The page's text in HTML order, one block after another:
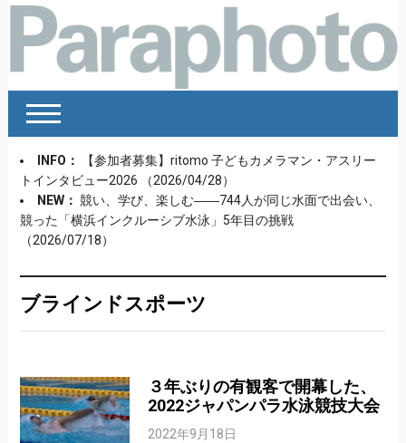
INFO：
【参加者募集】ritomo 子どもカメラマン・アスリー
トインタビュー2026
（2026/04/28）
NEW： 競い、学び、楽しむ――744人が同じ水面で出会い、
競った「横浜インクルーシブ水泳」5年目の挑戦
（2026/07/18）
ブラインドスポーツ
３年ぶりの有観客で開幕した、
2022ジャパンパラ水泳競技大会
2022年9月18日